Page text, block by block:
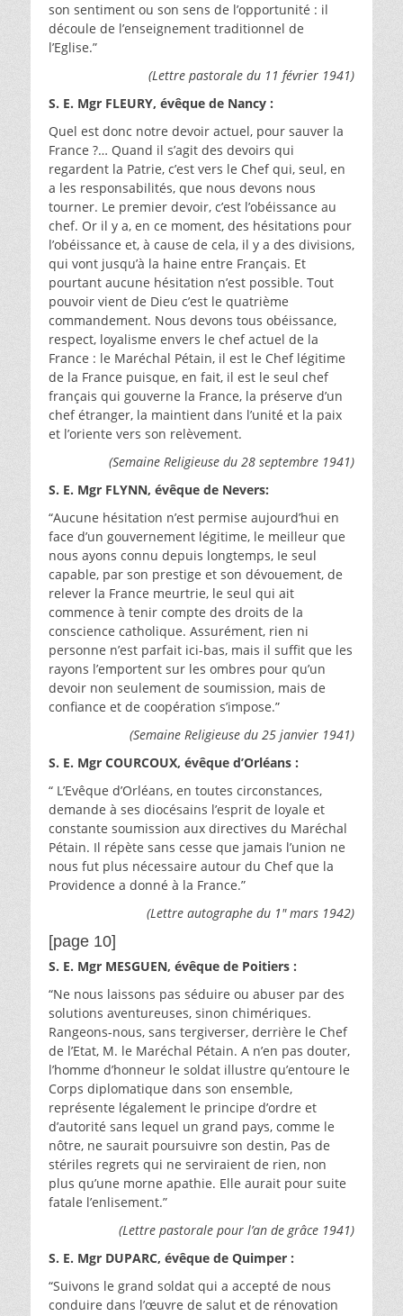
son sentiment ou son sens de l’opportunité : il
découle de l’enseignement traditionnel de
l’Eglise.”
(Lettre pastorale du 11 février 1941)
S. E. Mgr FLEURY, évêque de Nancy :
Quel est donc notre devoir actuel, pour sauver la
France ?… Quand il s’agit des devoirs qui
regardent la Patrie, c’est vers le Chef qui, seul, en
a les responsabilités, que nous devons nous
tourner. Le premier devoir, c’est l’obéissance au
chef. Or il y a, en ce moment, des hésitations pour
l’obéissance et, à cause de cela, il y a des divisions,
qui vont jusqu’à la haine entre Français. Et
pourtant aucune hésitation n’est possible. Tout
pouvoir vient de Dieu c’est le quatrième
commandement. Nous devons tous obéissance,
respect, loyalisme envers le chef actuel de la
France : le Maréchal Pétain, il est le Chef légitime
de la France puisque, en fait, il est le seul chef
français qui gouverne la France, la préserve d’un
chef étranger, la maintient dans l’unité et la paix
et l’oriente vers son relèvement.
(Semaine Religieuse du 28 septembre 1941)
S. E. Mgr FLYNN, évêque de Nevers:
“Aucune hésitation n’est permise aujourd’hui en
face d’un gouvernement légitime, le meilleur que
nous ayons connu depuis longtemps, Ie seul
capable, par son prestige et son dévouement, de
relever la France meurtrie, le seul qui ait
commence à tenir compte des droits de la
conscience catholique. Assurément, rien ni
personne n’est parfait ici-bas, mais il suffit que les
rayons l’emportent sur les ombres pour qu’un
devoir non seulement de soumission, mais de
confiance et de coopération s’impose.”
(Semaine Religieuse du 25 janvier 1941)
S. E. Mgr COURCOUX, évêque d’Orléans :
“ L’Evêque d’Orléans, en toutes circonstances,
demande à ses diocésains l’esprit de loyale et
constante soumission aux directives du Maréchal
Pétain. Il répète sans cesse que jamais l’union ne
nous fut plus nécessaire autour du Chef que la
Providence a donné à la France.”
(Lettre autographe du 1″ mars 1942)
[page 10]
S. E. Mgr MESGUEN, évêque de Poitiers :
“Ne nous laissons pas séduire ou abuser par des
solutions aventureuses, sinon chimériques.
Rangeons-nous, sans tergiverser, derrière le Chef
de l’Etat, M. le Maréchal Pétain. A n’en pas douter,
l’homme d’honneur le soldat illustre qu’entoure le
Corps diplomatique dans son ensemble,
représente légalement le principe d’ordre et
d’autorité sans lequel un grand pays, comme le
nôtre, ne saurait poursuivre son destin, Pas de
stériles regrets qui ne serviraient de rien, non
plus qu’une morne apathie. Elle aurait pour suite
fatale l’enlisement.”
(Lettre pastorale pour l’an de grâce 1941)
S. E. Mgr DUPARC, évêque de Quimper :
“Suivons le grand soldat qui a accepté de nous
conduire dans l’œuvre de salut et de rénovation